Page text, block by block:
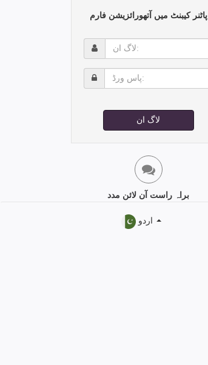
پاٹنر کیبنٹ میں آتھورائزیشن فارم
لاگ
پاس
لاگ ان
براہ راست آن لائن مدد
اردو